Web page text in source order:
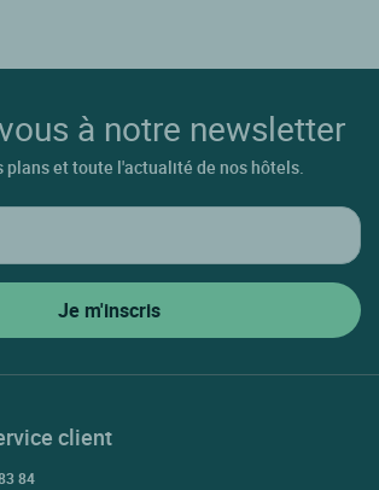
à notre newsletter
plans et toute l'actualité de nos hôtels.
client
84